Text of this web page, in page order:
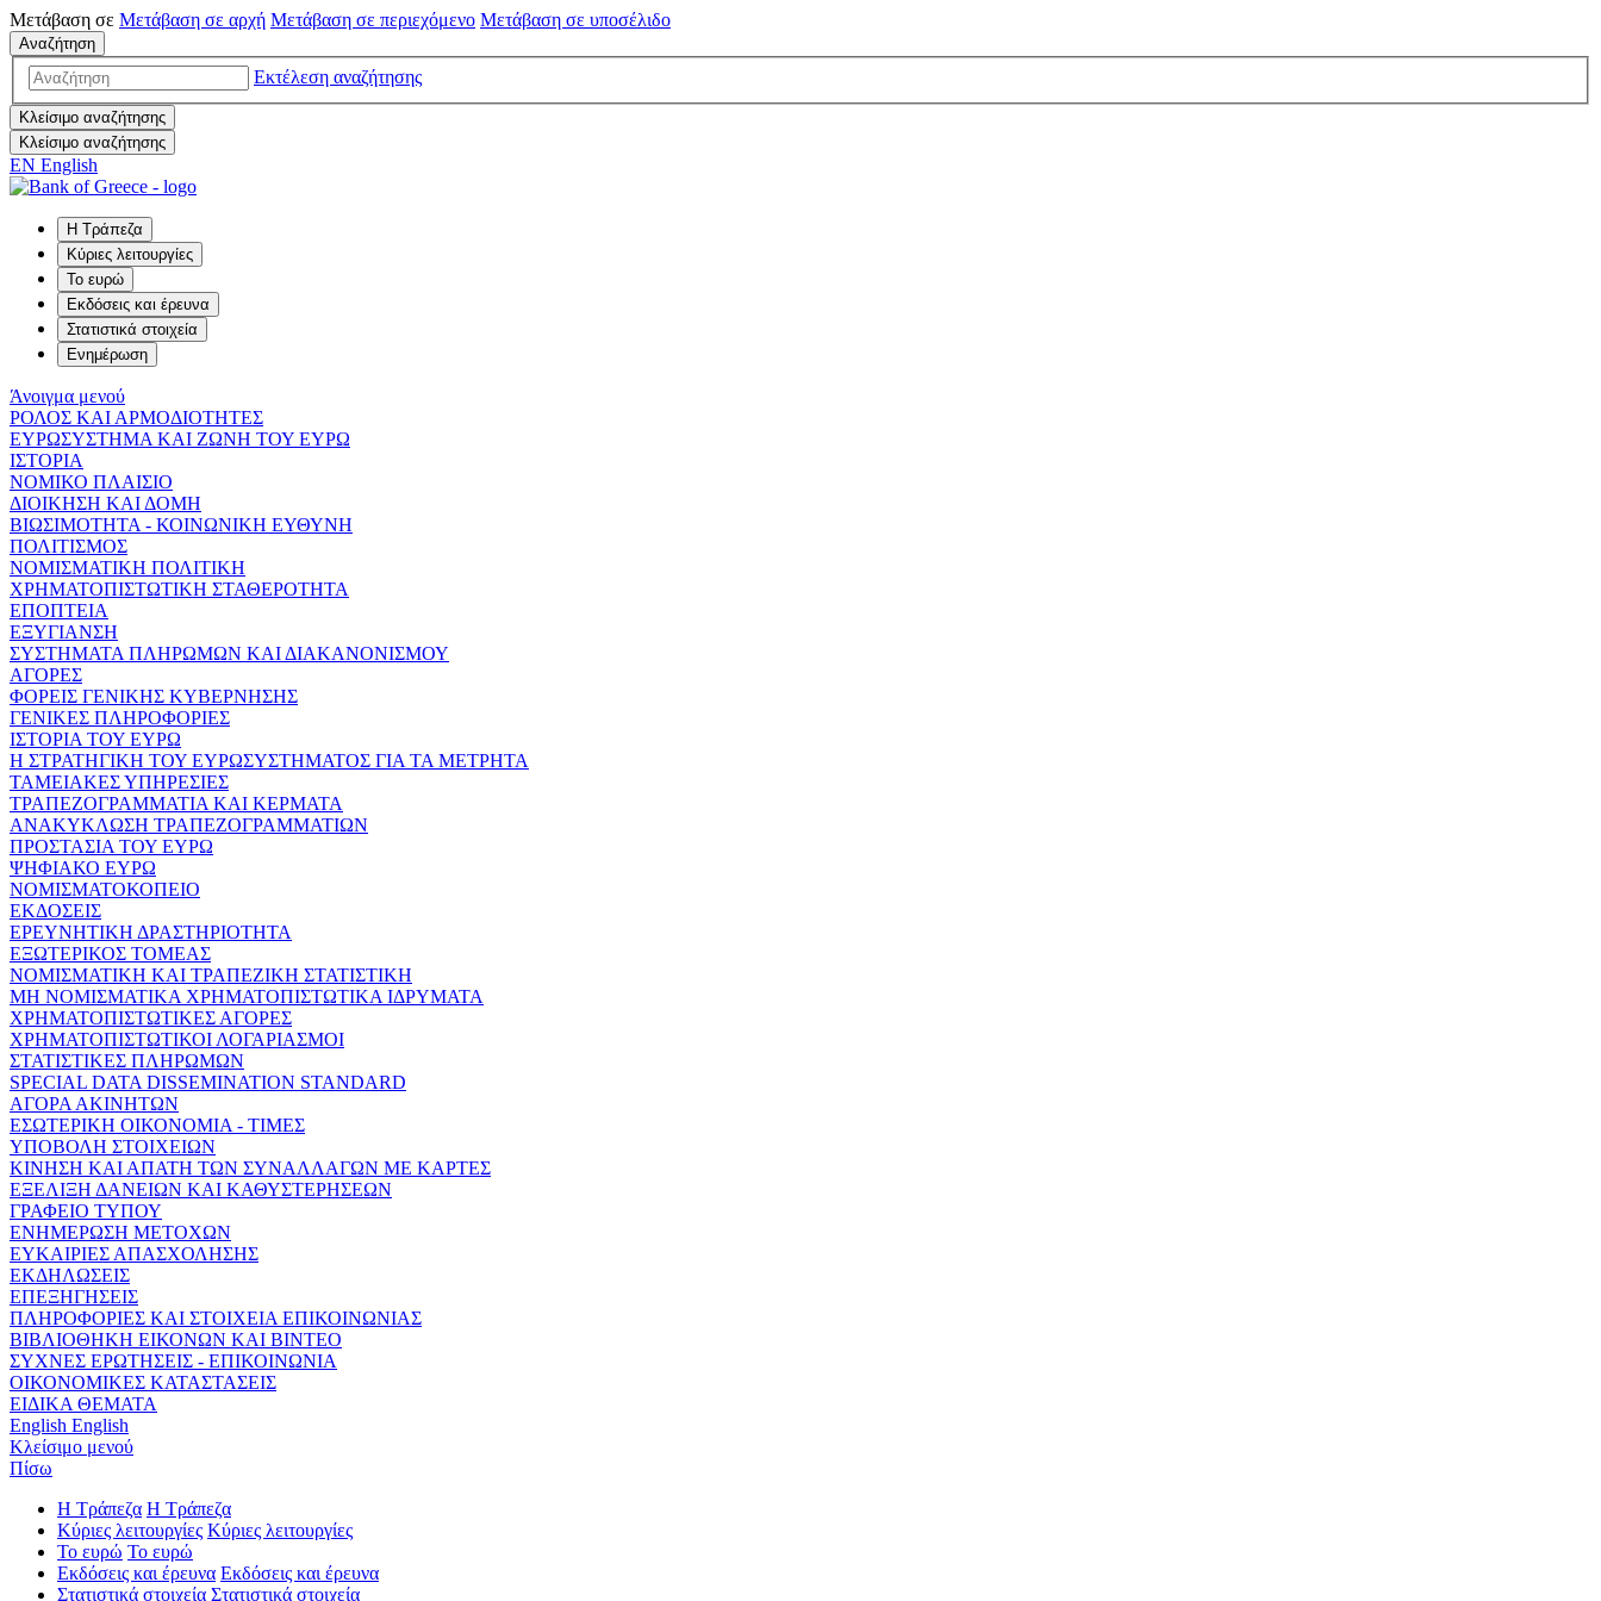
Μετάβαση σε Μετάβαση σε αρχή Μετάβαση σε περιεχόμενο Μετάβαση σε υποσέλιδο
Αναζήτηση
Εκτέλεση αναζήτησης
Κλείσιμο αναζήτησης
Κλείσιμο αναζήτησης
EN English
Η Τράπεζα
Κύριες λειτουργίες
Το ευρώ
Εκδόσεις και έρευνα
Στατιστικά στοιχεία
Ενημέρωση
Άνοιγμα μενού
ΡΟΛΟΣ ΚΑΙ ΑΡΜΟΔΙΟΤΗΤΕΣ
ΕΥΡΩΣΥΣΤΗΜΑ ΚΑΙ ΖΩΝΗ ΤΟΥ ΕΥΡΩ
ΙΣΤΟΡΙΑ
ΝΟΜΙΚΟ ΠΛΑΙΣΙΟ
ΔΙΟΙΚΗΣΗ ΚΑΙ ΔΟΜΗ
ΒΙΩΣΙΜΟΤΗΤΑ - ΚΟΙΝΩΝΙΚΗ ΕΥΘΥΝΗ
ΠΟΛΙΤΙΣΜΟΣ
ΝΟΜΙΣΜΑΤΙΚΗ ΠΟΛΙΤΙΚΗ
ΧΡΗΜΑΤΟΠΙΣΤΩΤΙΚΗ ΣΤΑΘΕΡΟΤΗΤΑ
ΕΠΟΠΤΕΙΑ
ΕΞΥΓΙΑΝΣΗ
ΣΥΣΤΗΜΑΤΑ ΠΛΗΡΩΜΩΝ ΚΑΙ ΔΙΑΚΑΝΟΝΙΣΜΟΥ
ΑΓΟΡΕΣ
ΦΟΡΕΙΣ ΓΕΝΙΚΗΣ ΚΥΒΕΡΝΗΣΗΣ
ΓΕΝΙΚΕΣ ΠΛΗΡΟΦΟΡΙΕΣ
ΙΣΤΟΡΙΑ ΤΟΥ ΕΥΡΩ
Η ΣΤΡΑΤΗΓΙΚΗ ΤΟΥ ΕΥΡΩΣΥΣΤΗΜΑΤΟΣ ΓΙΑ ΤΑ ΜΕΤΡΗΤΑ
ΤΑΜΕΙΑΚΕΣ ΥΠΗΡΕΣΙΕΣ
ΤΡΑΠΕΖΟΓΡΑΜΜΑΤΙΑ ΚΑΙ ΚΕΡΜΑΤΑ
ΑΝΑΚΥΚΛΩΣΗ ΤΡΑΠΕΖΟΓΡΑΜΜΑΤΙΩΝ
ΠΡΟΣΤΑΣΙΑ ΤΟΥ ΕΥΡΩ
ΨΗΦΙΑΚΟ ΕΥΡΩ
ΝΟΜΙΣΜΑΤΟΚΟΠΕΙΟ
ΕΚΔΟΣΕΙΣ
ΕΡΕΥΝΗΤΙΚΗ ΔΡΑΣΤΗΡΙΟΤΗΤΑ
ΕΞΩΤΕΡΙΚΟΣ ΤΟΜΕΑΣ
ΝΟΜΙΣΜΑΤΙΚΗ ΚΑΙ ΤΡΑΠΕΖΙΚΗ ΣΤΑΤΙΣΤΙΚΗ
ΜΗ ΝΟΜΙΣΜΑΤΙΚΑ ΧΡΗΜΑΤΟΠΙΣΤΩΤΙΚΑ ΙΔΡΥΜΑΤΑ
ΧΡΗΜΑΤΟΠΙΣΤΩΤΙΚΕΣ ΑΓΟΡΕΣ
ΧΡΗΜΑΤΟΠΙΣΤΩΤΙΚΟΙ ΛΟΓΑΡΙΑΣΜΟΙ
ΣΤΑΤΙΣΤΙΚΕΣ ΠΛΗΡΩΜΩΝ
SPECIAL DATA DISSEMINATION STANDARD
ΑΓΟΡΑ ΑΚΙΝΗΤΩΝ
ΕΣΩΤΕΡΙΚΗ ΟΙΚΟΝΟΜΙΑ - ΤΙΜΕΣ
ΥΠΟΒΟΛΗ ΣΤΟΙΧΕΙΩΝ
ΚΙΝΗΣΗ ΚΑΙ ΑΠΑΤΗ ΤΩΝ ΣΥΝΑΛΛΑΓΩΝ ΜΕ ΚΑΡΤΕΣ
ΕΞΕΛΙΞΗ ΔΑΝΕΙΩΝ ΚΑΙ ΚΑΘΥΣΤΕΡΗΣΕΩΝ
ΓΡΑΦΕΙΟ ΤΥΠΟΥ
ΕΝΗΜΕΡΩΣΗ ΜΕΤΟΧΩΝ
ΕΥΚΑΙΡΙΕΣ ΑΠΑΣΧΟΛΗΣΗΣ
ΕΚΔΗΛΩΣΕΙΣ
ΕΠΕΞΗΓΗΣΕΙΣ
ΠΛΗΡΟΦΟΡΙΕΣ ΚΑΙ ΣΤΟΙΧΕΙΑ ΕΠΙΚΟΙΝΩΝΙΑΣ
ΒΙΒΛΙΟΘΗΚΗ ΕΙΚΟΝΩΝ ΚΑΙ ΒΙΝΤΕΟ
ΣΥΧΝΕΣ ΕΡΩΤΗΣΕΙΣ - ΕΠΙΚΟΙΝΩΝΙΑ
ΟΙΚΟΝΟΜΙΚΕΣ ΚΑΤΑΣΤΑΣΕΙΣ
ΕΙΔΙΚΑ ΘΕΜΑΤΑ
English English
Κλείσιμο μενού
Πίσω
Η Τράπεζα Η Τράπεζα
Κύριες λειτουργίες Κύριες λειτουργίες
Το ευρώ Το ευρώ
Εκδόσεις και έρευνα Εκδόσεις και έρευνα
Στατιστικά στοιχεία Στατιστικά στοιχεία